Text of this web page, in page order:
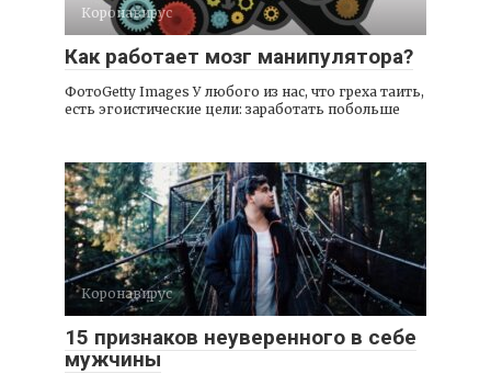
Коронавирус
Как работает мозг манипулятора?
ФотоGetty Images У любого из нас, что греха таить,
есть эгоистические цели: заработать побольше
Коронавирус
15 признаков неуверенного в себе
мужчины